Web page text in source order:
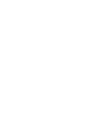
ngon, vì thế nếu quý
resort phí phụ thu là